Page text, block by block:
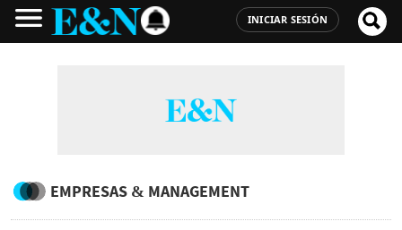
INICIAR SESIÓN
EMPRESAS & MANAGEMENT